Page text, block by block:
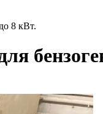
8 кВт.